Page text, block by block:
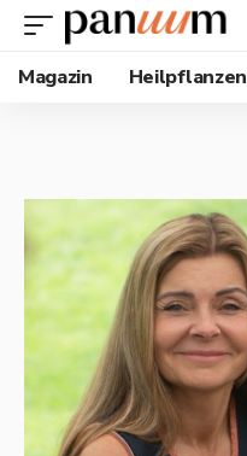
Magazin Heilpflanzen